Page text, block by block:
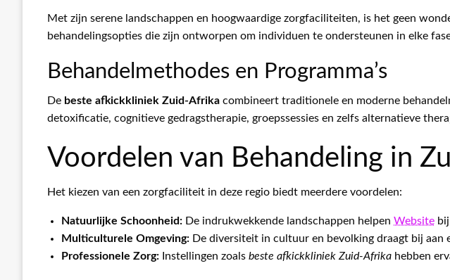
Met zijn serene landschappen en hoogwaardige zorgfaciliteiten, is het geen
behandelingsopties die zijn ontworpen om individuen te ondersteunen in elke
Behandelmethodes en Programma’s
De beste afkickkliniek Zuid-Afrika combineert traditionele en moderne
detoxificatie, cognitieve gedragstherapie, groepssessies en zelfs alternatieve
Voordelen van Behandeling in
Het kiezen van een zorgfaciliteit in deze regio biedt meerdere voordelen:
Natuurlijke Schoonheid: De indrukwekkende landschappen helpen Website
Multiculturele Omgeving: De diversiteit in cultuur en bevolking draagt bij
Professionele Zorg: Instellingen zoals beste afkickkliniek Zuid-Afrika hebben